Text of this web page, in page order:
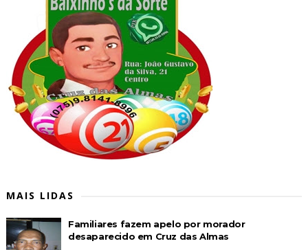
MAIS LIDAS
Familiares fazem apelo por morador
desaparecido em Cruz das Almas